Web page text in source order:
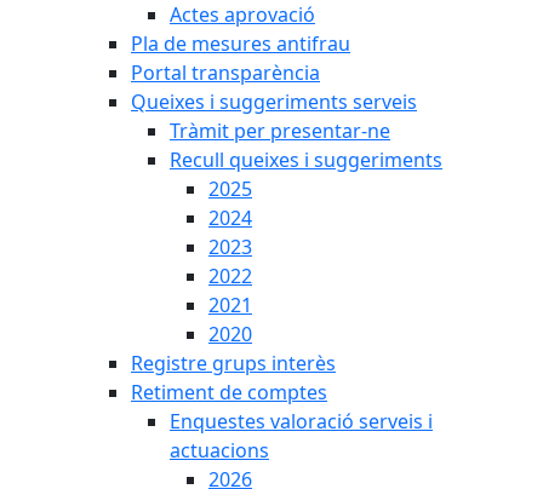
Actes aprovació
Pla de mesures antifrau
Portal transparència
Queixes i suggeriments serveis
Tràmit per presentar-ne
Recull queixes i suggeriments
2025
2024
2023
2022
2021
2020
Registre grups interès
Retiment de comptes
Enquestes valoració serveis i
actuacions
2026